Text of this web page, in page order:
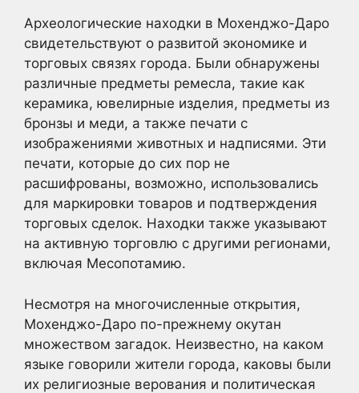
Археологические находки в Мохенджо-Даро
свидетельствуют о развитой экономике и
торговых связях города. Были обнаружены
различные предметы ремесла, такие как
керамика, ювелирные изделия, предметы из
бронзы и меди, а также печати с
изображениями животных и надписями. Эти
печати, которые до сих пор не
расшифрованы, возможно, использовались
для маркировки товаров и подтверждения
торговых сделок. Находки также указывают
на активную торговлю с другими регионами,
включая Месопотамию.
Несмотря на многочисленные открытия,
Мохенджо-Даро по-прежнему окутан
множеством загадок. Неизвестно, на каком
языке говорили жители города, каковы были
их религиозные верования и политическая